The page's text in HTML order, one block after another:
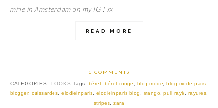
mine in Amsterdam on my IG ! xx
READ MORE
6 COMMENTS
CATEGORIES: LOOKS Tags: béret ,béret rouge blog mode ,blog mode paris
blogger, cuissardes elodieinparis elodieinparis blog mango pull rayé rayures
stripes ,zara